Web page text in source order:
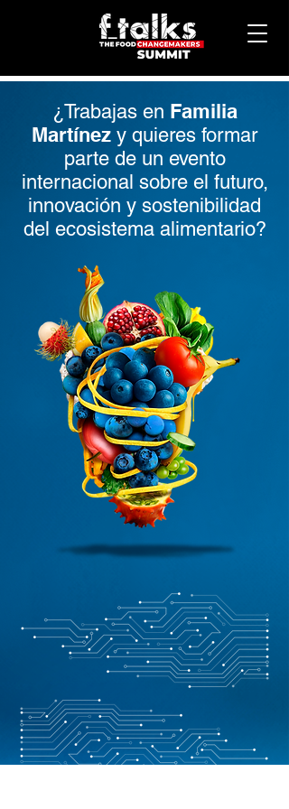
¿Trabajas en Familia
Martínez y quieres formar
parte de un evento
internacional sobre el futuro,
innovación y sostenibilidad
del ecosistema alimentario?